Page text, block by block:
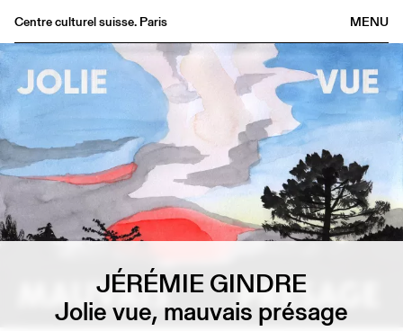
MENU
Centre culturel suisse. Paris
Agenda
Librairie
Archives
Médiathèque
Éditions
Informations
JÉRÉMIE GINDRE
Jolie vue, mauvais présage